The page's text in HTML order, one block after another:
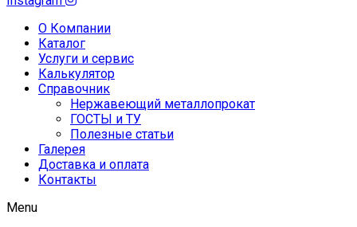
О Компании
Каталог
Услуги и сервис
Калькулятор
Справочник
Нержавеющий металлопрокат
ГОСТЫ и ТУ
Полезные статьи
Галерея
Доставка и оплата
Контакты
Menu